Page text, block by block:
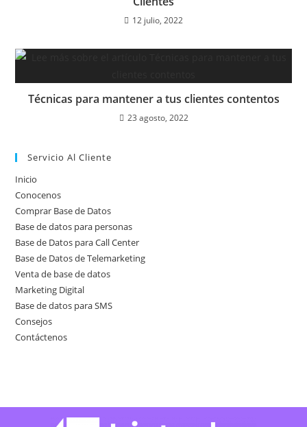
12 julio, 2022
Técnicas para mantener a tus clientes contentos
23 agosto, 2022
Servicio Al Cliente
Inicio
Conocenos
Comprar Base de Datos
Base de datos para personas
Base de Datos para Call Center
Base de Datos de Telemarketing
Venta de base de datos
Marketing Digital
Base de datos para SMS
Consejos
Contáctenos